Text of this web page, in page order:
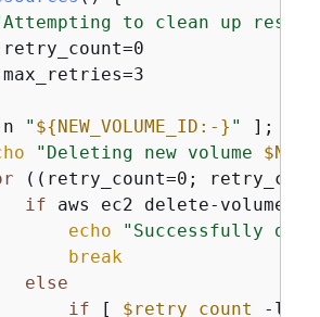
to clean up
retry_count=0
max_retries=3
" ${NEW_VOLUME_ID:-} " ];
"Deleting new volume
((retry_count=0;
if aws ec2 delete-volume
echo
"Successfully
break
else
if [ $retry_count -lt